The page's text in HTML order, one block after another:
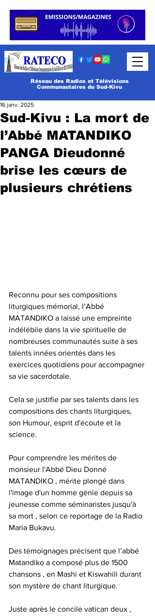
Réseau des Radios et Télévisions
Communautaires du Sud-Kivu
Sud-Kivu : La mort de
l’Abbé MATANDIKO
PANGA Dieudonné
brise les cœurs de
plusieurs chrétiens
16 janv. 2025
Reconnu pour ses compositions
liturgiques mémorial, l’Abbé
MATANDIKO a laissé une empreinte
indélébile dans la vie spirituelle de
nombreuses communautés suite à ses
talents innées orientés dans les
exercices quotidiens pour accompagner
sa vie sacerdotale.
Cela se justifie par ses talents dans les
compositions des chants liturgiques,
son Humour, esprit d'écoute et la
science.
Pour comprendre les mérites de
monsieur l'Abbé Dieu Donné
MATANDIKO , mérite plongé dans
l'image d'un homme génie depuis sa
jeunesse comme séminaristes jusqu'à
sa mort , selon ce reportage de la Radio
Maria Bukavu.
Des témoignages précisent que l’abbé
Matandiko a composé plus de 1500
chansons , en Mashi et Kiswahili durant
son mystère de chant liturgique.
Juste après le concile vatican deux ,